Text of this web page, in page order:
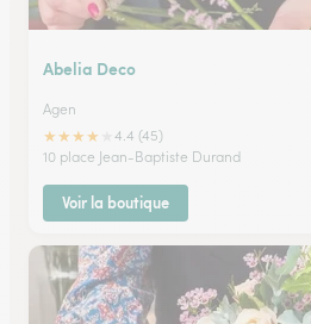
Abelia Deco
Agen
★★★★
4.4 (45)
10 place Jean-Baptiste Durand
Voir la boutique